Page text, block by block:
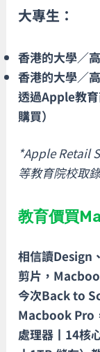
大專生：
香港的大學／
香港的大學／
透過Apple教
購買）
*Apple Retail
等教育院校取
教育價買
相信讀Design
剪片，
今次Back to
Macbook Pro
處理器丨14核